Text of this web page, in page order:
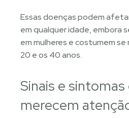
Essas doenças podem
em qualquer idade, embora
em mulheres e costumem
20 e os 40 anos.
Sinais e sintomas
merecem